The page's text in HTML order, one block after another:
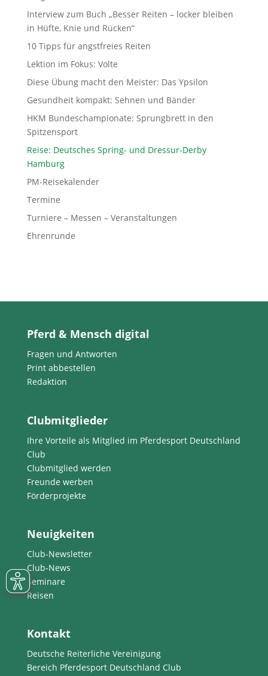
Interview zum Buch „Besser Reiten – locker bleiben
in Hüfte, Knie und Rücken“
10 Tipps für angstfreies Reiten
Lektion im Fokus: Volte
Diese Übung macht den Meister: Das Ypsilon
Gesundheit kompakt: Sehnen und Bänder
HKM Bundeschampionate: Sprungbrett in den
Spitzensport
Reise: Deutsches Spring- und Dressur-Derby
Hamburg
PM-Reisekalender
Termine
Turniere – Messen – Veranstaltungen
Ehrenrunde
Pferd & Mensch digital
Fragen und Antworten
Print abbestellen
Redaktion
Clubmitglieder
Ihre Vorteile als Mitglied im Pferdesport Deutschland
Club
Clubmitglied werden
Freunde werben
Förderprojekte
Neuigkeiten
Club-Newsletter
Club-News
Seminare
Reisen
Kontakt
Deutsche Reiterliche Vereinigung
Bereich Pferdesport Deutschland Club